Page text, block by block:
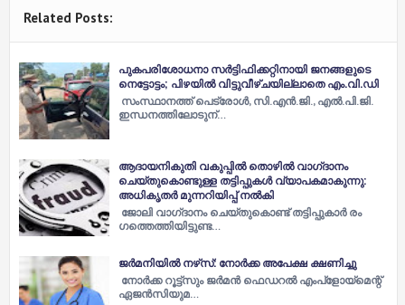
Related Posts:
പുകപരിശോധനാ സര്‍ട്ടിഫിക്കറ്റിനായി ജനങ്ങളുടെ
നെട്ടോട്ടം; പിഴയില്‍ വിട്ടുവീഴ്ചയില്ലാതെ എം.വി.ഡി
സംസ്ഥാനത്ത് പെട്രോള്‍, സി.എന്‍.ജി., എല്‍.പി.ജി.
ഇന്ധനത്തിലോടുന്…
ആദായനികുതി വകുപ്പില്‍ തൊഴില്‍ വാഗ്‌ദാനം
ചെയ്തുകൊണ്ടുള്ള തട്ടിപ്പുകള്‍ വ്യാപകമാകുന്നു:
അധികൃതര്‍ മുന്നറിയിപ്പ് നല്‍കി
ജോലി വാഗ്‌ദാനം ചെയ്തുകൊണ്ട് തട്ടിപ്പുകാര്‍ രം​
ഗത്തെത്തിയിട്ടുണ്ട…
ജര്‍മനിയില്‍ നഴ്‌സ്: നോര്‍ക്ക അപേക്ഷ ക്ഷണിച്ചു
നോര്‍ക്ക റൂട്ട്‌സും ജര്‍മന്‍ ഫെഡറല്‍ എംപ്‌ളോയ്‌മെന്റ്
ഏജന്‍സിയുമ…